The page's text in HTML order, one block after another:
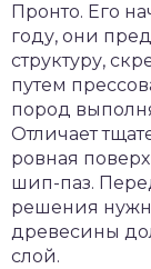
Пронто. Его
году, они
структуру,
путем
пород
Отличает
ровная
шип-паз.
решения
древесины
слой.